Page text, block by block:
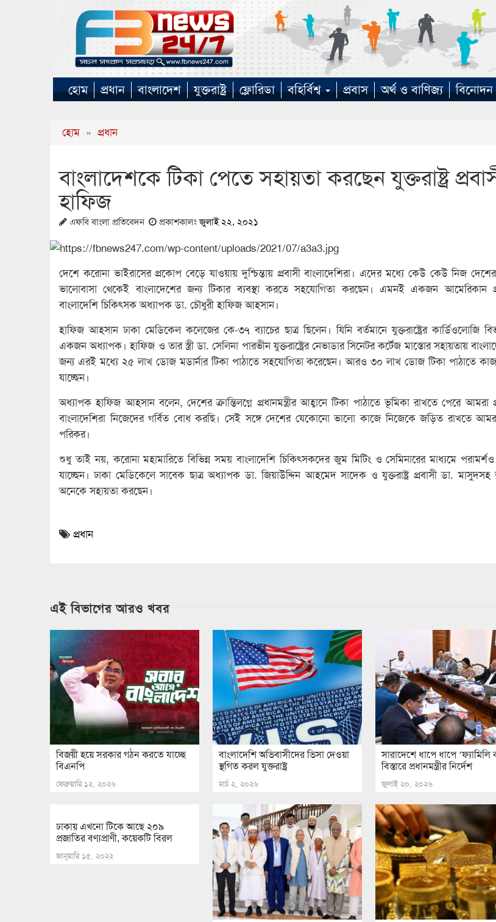
হোম প্রধান বাংলাদেশ যুক্তরাষ্ট্র ফ্লোরিডা বহির্বিশ্ব প্রবাস অর্থ ও বাণিজ্য বিনোদন
হোম » প্রধান
বাংলাদেশকে টিকা পেতে সহায়তা করছেন যুক্তরাষ্ট্র
হাফিজ
এফবি বাংলা প্রতিবেদন প্রকাশকালঃজুলাই ২২, ২০২১
দেশে করোনা ভাইরাসের প্রকোপ বেড়ে যাওয়ায় দুশ্চিন্তায় প্রবাসী বাংলাদেশিরা। এদের মধ্যে কেউ কেউ নিজ
ভালোবাসা থেকেই বাংলাদেশের জন্য টিকার ব্যবস্থা করতে সহযোগিতা করছেন। এমনই একজন আমেরিকান
বাংলাদেশি চিকিৎসক অধ্যাপক ডা. চৌধুরী হাফিজ আহসান।
হাফিজ আহসান ঢাকা মেডিকেল কলেজের কে-৩৭ ব্যাচের ছাত্র ছিলেন। যিনি বর্তমানে যুক্তরাষ্ট্রের কার্ডিওলোজি
একজন অধ্যাপক। হাফিজ ও তার স্ত্রী ডা. সেলিনা পারভীন যুক্তরাষ্ট্রের নেভাডার সিনেটর কর্টেজ মাস্তোর সহায়তায়
জন্য এরই মধ্যে ২৫ লাখ ডোজ মডার্নার টিকা পাঠাতে সহযোগিতা করেছেন। আরও ৩০ লাখ ডোজ টিকা পাঠাতে
যাচ্ছেন।
অধ্যাপক হাফিজ আহসান বলেন, দেশের ক্রান্তিলগ্নে প্রধানমন্ত্রীর আহ্বানে টিকা পাঠাতে ভূমিকা রাখতে পেরে আমরা
বাংলাদেশিরা নিজেদের গর্বিত বোধ করছি। সেই সঙ্গে দেশের যেকোনো ভালো কাজে নিজেকে জড়িত রাখতে
পরিকর।
শুধু তাই নয়, করোনা মহামারিতে বিভিন্ন সময় বাংলাদেশি চিকিৎসকদের জুম মিটিং ও সেমিনারের মাধ্যমে
যাচ্ছেন। ঢাকা মেডিকেলে সাবেক ছাত্র অধ্যাপক ডা. জিয়াউদ্দিন আহমেদ সাদেক ও যুক্তরাষ্ট্র প্রবাসী ডা.
অনেকে সহায়তা করছেন।
প্রধান
এই বিভাগের আরও খবর
বিজয়ী হয়ে সরকার গঠন করতে যাচ্ছে
বিএনপি
ফেব্রুয়ারি ১২, ২০২৬
বাংলাদেশি অভিবাসীদের ভিসা দেওয়া
স্থগিত করল যুক্তরাষ্ট্র
মার্চ ২, ২০২৬
সারাদেশে ধাপে ধাপে ‘ফ্যামিলি
বিস্তারে প্রধানমন্ত্রীর নির্দেশ
জুলাই ২০, ২০২৬
ঢাকায় এখনো টিকে আছে ২০৯
প্রজাতির বণ্যপ্রাণী, কয়েকটি বিরল
জানুয়ারি ১৫, ২০২২